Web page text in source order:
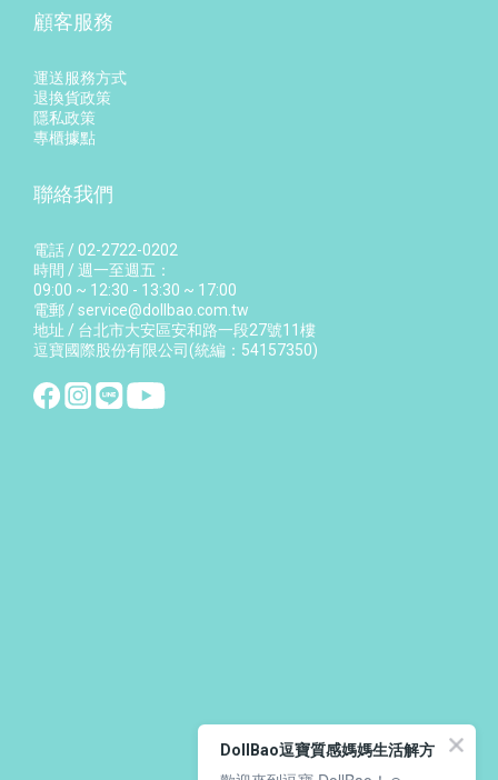
顧客服務
運送服務方式
退換貨政策
隱私政策
專櫃據點
聯絡我們
電話 / 02-2722-0202
時間 / 週一至週五：
09:00 ~ 12:30 - 13:30 ~ 17:00
電郵 / service@dollbao.com.tw
地址 / 台北市大安區安和路一段27號11樓
逗寶國際股份有限公司(統編：54157350)
DollBao逗寶質感媽媽生活解方